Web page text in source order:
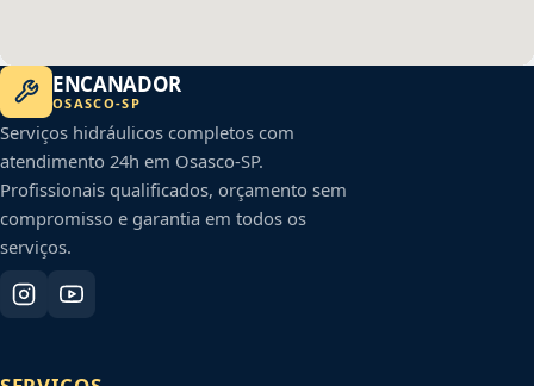
ENCANADOR
OSASCO-SP
Serviços hidráulicos completos com
atendimento 24h em Osasco-SP.
Profissionais qualificados, orçamento sem
compromisso e garantia em todos os
serviços.